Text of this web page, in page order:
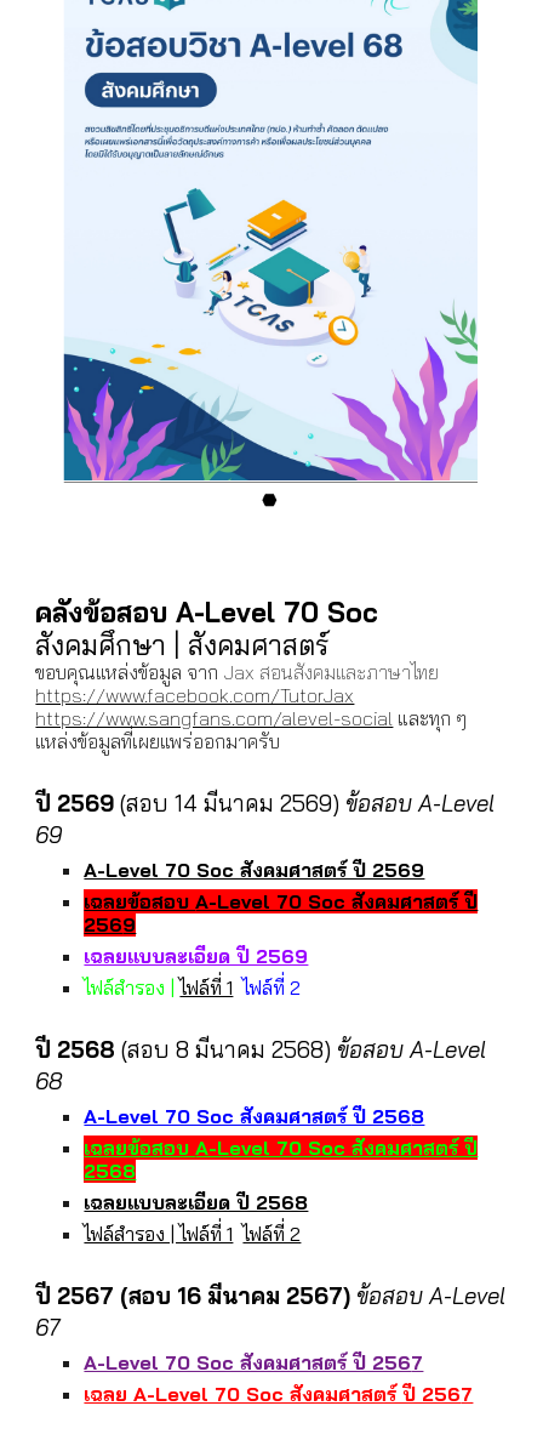
คลังข้อสอบ A-Level 70 Soc
สังคมศึกษา | สังคมศาสตร์
ขอบคุณแหล่งข้อมูล จาก Jax สอนสังคมและภาษาไทย
https://www.facebook.com/TutorJax
https://www.sangfans.com/alevel-social และทุก ๆ
แหล่งข้อมูลที่เผยแพร่ออกมาครับ
ปี 2569 (สอบ14 มีนาคม 2569) ข้อสอบ A-Level
69
A-Level 70 Soc สังคมศาสตร์ ปี 2569
เฉลยข้อสอบA-Level 70 Soc สังคมศาสตร์ ปี
2569
เฉลยแบบละเอียด ปี 2569
ไฟล์สำรอง |ไฟล์ที่ 1 ไฟล์ที่ 2
ปี 2568(สอบ 8 มีนาคม 2568) ข้อสอบ A-Level
68
A-Level 70 Soc สังคมศาสตร์ ปี 2568
เฉลยข้อสอบA-Level 70 Soc สังคมศาสตร์ ปี
2568
เฉลยแบบละเอียด ปี 2568
ไฟล์สำรอง | ไฟล์ที่ 1 ไฟล์ที่ 2
ปี 2567 (สอบ 16 มีนาคม 2567) ข้อสอบ A-Level
67
A-Level 70 Soc สังคมศาสตร์ ปี 2567
เฉลย A-Level 70 Soc สังคมศาสตร์ ปี 2567